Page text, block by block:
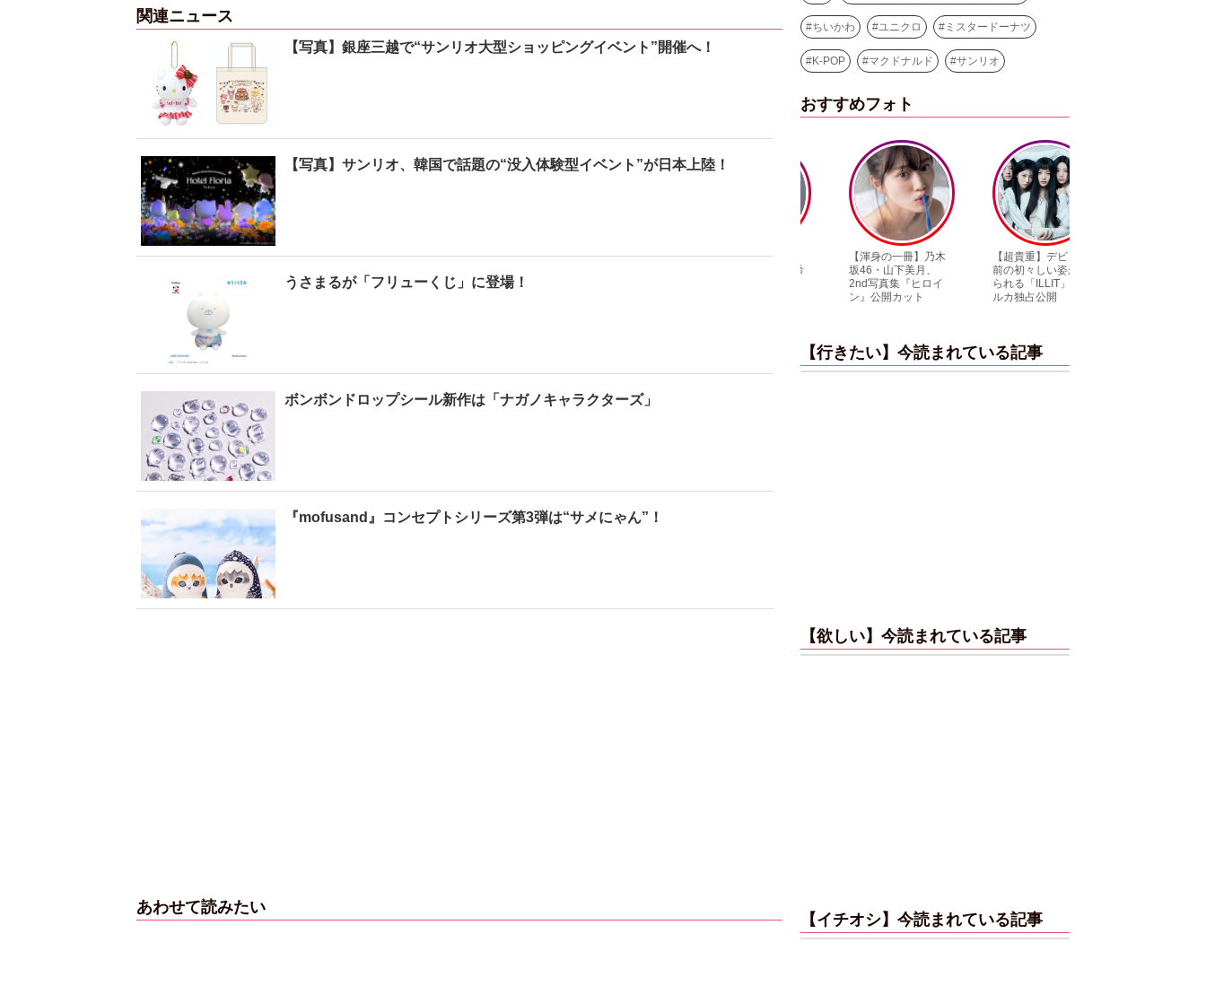
関連ニュース
【写真】銀座三越で“サンリオ大型ショッピングイベント”開催へ！
【写真】サンリオ、韓国で話題の“没入体験型イベント”が日本上陸！
うさまるが「フリューくじ」に登場！
ボンボンドロップシール新作は「ナガノキャラクターズ」
『mofusand』コンセプトシリーズ第3弾は“サメにゃん”！
あわせて読みたい
#ちいかわ #ユニクロ # ミスタードーナツ
#K-POP #マクドナルド #サンリオ
おすすめフォト
【6度目重版！】乃
「1st写真集」公開カ
【インタビューフォ
乃、山崎天＜TGC
ピンクの衣装がステ
【大胆カット満載】
【渾身の一冊】乃木
坂46・山下美月、
2nd写真集『ヒロイ
ン』公開カット
【超貴重】デビュー
前の初々しい姿が見
られる「ILLIT」のセ
ルカ独占公開
【行きたい】今読まれている記事
【欲しい】今読まれている記事
【イチオシ】今読まれている記事